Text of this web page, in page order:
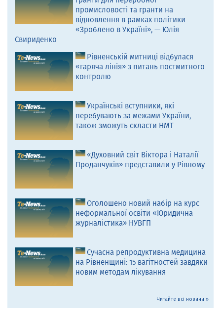
промисловості та гранти на
відновлення в рамках політики
«Зроблено в Україні», — Юлія
Свириденко
Рівненській митниці відбулася
«гаряча лінія» з питань постмитного
контролю
Українські вступники, які
перебувають за межами України,
також зможуть скласти НМТ
«Духовний світ Віктора і Наталії
Проданчуків» представили у Рівному
Оголошено новий набір на курс
неформальної освіти «Юридична
журналістика» НУВГП
Сучасна репродуктивна медицина
на Рівненщині: 15 вагітностей завдяки
новим методам лікування
Читайте всі новини »